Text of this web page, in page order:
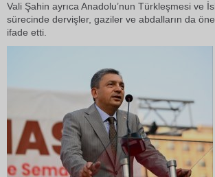
Vali Şahin ayrıca Anadolu’nun Türkleşmesi ve
sürecinde dervişler, gaziler ve abdalların da
ifade etti.